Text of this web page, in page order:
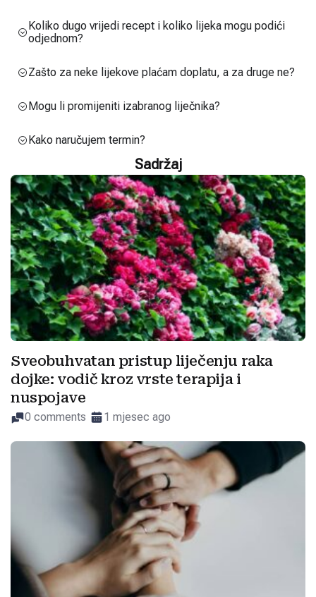
Koliko dugo vrijedi recept i koliko lijeka mogu podići
odjednom?
Zašto za neke lijekove plaćam doplatu, a za druge ne?
Mogu li promijeniti izabranog liječnika?
Kako naručujem termin?
Sadržaj
Sveobuhvatan pristup liječenju raka
dojke: vodič kroz vrste terapija i
nuspojave
0 comments 1 mjesec ago